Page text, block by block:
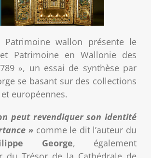
Patrimoine wallon présente le
Patrimoine en Wallonie des
», un essai de synthèse par
se basant sur des collections
européennes.
peut revendiquer son identité
»comme le dit l’auteur du
George, également